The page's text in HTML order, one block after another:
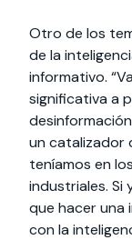
Otro de los
de la
informativo.
significativa a
un catalizador
teníamos en
industriales. Si
que hacer una
con la